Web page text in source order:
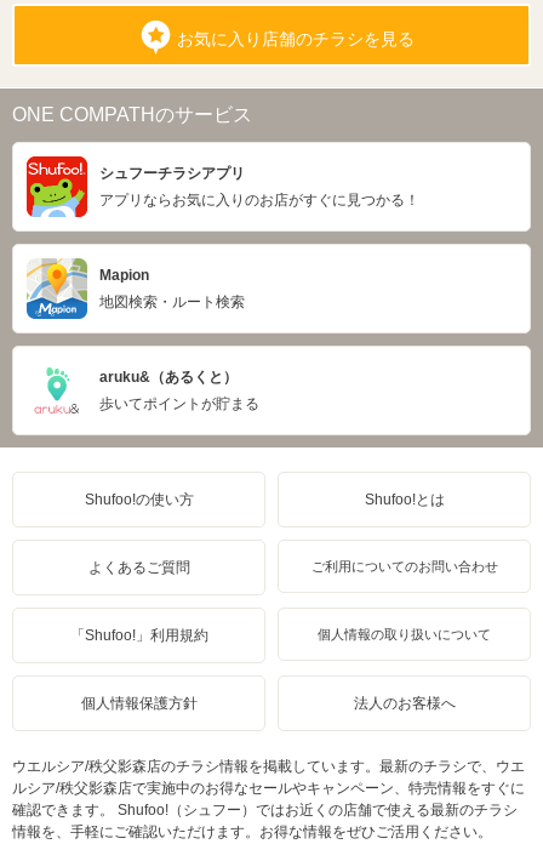
お気に入り店舗のチラシを見る
ONE COMPATHのサービス
シュフーチラシアプリ
アプリならお気に入りのお店がすぐに見つかる！
Mapion
地図検索・ルート検索
aruku&（あるくと）
歩いてポイントが貯まる
Shufoo!の使い方 Shufoo!とは
よくあるご質問 ご利用についてのお問い合わせ
「Shufoo!」利用規約 個人情報の取り扱いについて
個人情報保護方針 法人のお客様へ
ウエルシア/秩父影森店のチラシ情報を掲載しています。最新のチラシで、ウエ
ルシア/秩父影森店で実施中のお得なセールやキャンペーン、特売情報をすぐに
確認できます。 Shufoo!（シュフー）ではお近くの店舗で使える最新のチラシ
情報を、手軽にご確認いただけます。お得な情報をぜひご活用ください。